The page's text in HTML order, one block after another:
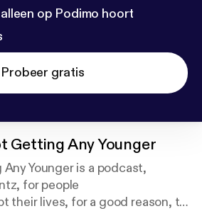
op Podimo hoort
Probeer gratis
Getting Any Younger
Younger is a podcast,
for people
their lives, for a good reason, to